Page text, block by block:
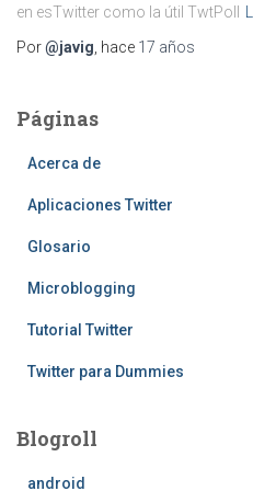
en esTwitter como la útil TwtPoll
Por@javig , hace 17 años
Páginas
Acerca de
Aplicaciones Twitter
Glosario
Microblogging
Tutorial Twitter
Twitter para Dummies
Blogroll
android